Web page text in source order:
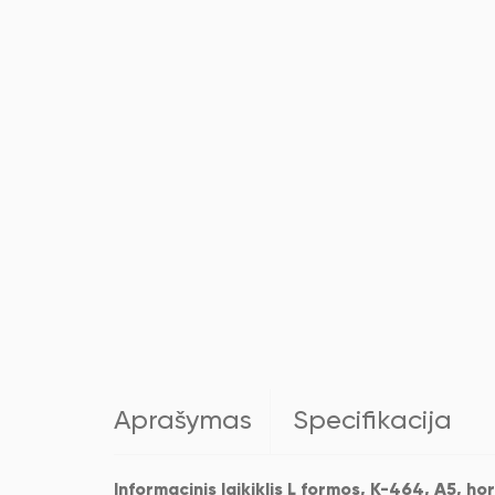
Aprašymas Specifikacija
Informacinis laikiklis L formos, K-464, A5,